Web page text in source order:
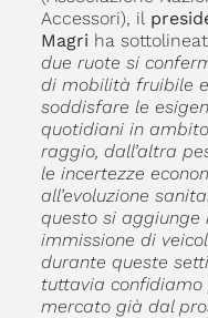
Accessori), il
Magri ha
due ruote si
di mobilità fruibile
soddisfare le
quotidiani in
raggio, dall’altra
le incertezze
all’evoluzione
questo si
immissione di
durante queste
tuttavia
mercato già dal